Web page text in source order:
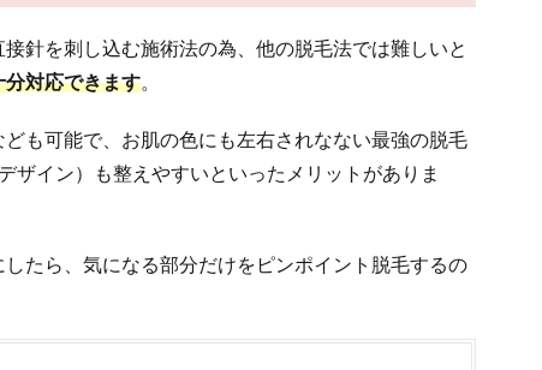
針を刺し込む施術法の為、他の脱毛法では難しいと
対応できます
も可能で、お肌の色にも左右されなない最強の脱毛
ザイン）も整えやすいといったメリットがありま
たら、気になる部分だけをピンポイント脱毛するの